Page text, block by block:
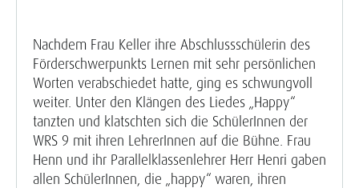
Nachdem Frau Keller ihre Abschlussschülerin des
Förderschwerpunkts Lernen mit sehr persönlichen
Worten verabschiedet hatte, ging es schwungvoll
weiter. Unter den Klängen des Liedes „Happy“
tanzten und klatschten sich die SchülerInnen der
WRS 9 mit ihren LehrerInnen auf die Bühne. Frau
Henn und ihr Parallelklassenlehrer Herr Henri gaben
allen SchülerInnen, die „happy“ waren, ihren